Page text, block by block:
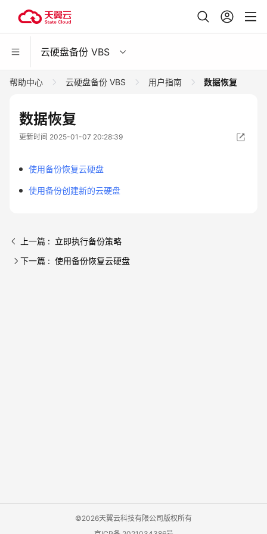
云硬盘备份 VBS
帮助中心 云硬盘备份 VBS 用户指南 数据恢复
数据恢复
更新时间 2025-01-07 20:28:39
使用备份恢复云硬盘
使用备份创建新的云硬盘
上一篇 : 立即执行备份策略
下一篇 : 使用备份恢复云硬盘
©2026天翼云科技有限公司版权所有